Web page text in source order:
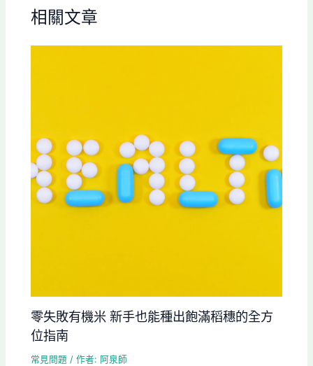
相關文章
零失敗有機米 新手也能種出飽滿稻穗的全方
位指南
常見問題 / 作者: 阿泉師